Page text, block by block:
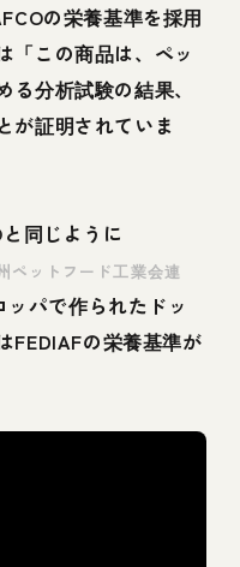
の栄養基準を採用
「この商品は、ペッ
る分析試験の結果、
が証明されていま
同じように
ペットフード工業会連
パで作られたドッ
FEDIAFの栄養基準が